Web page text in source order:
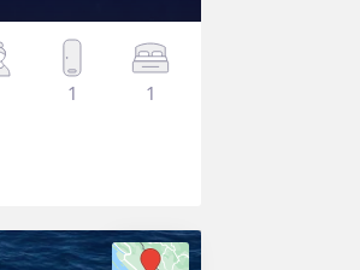
1 1